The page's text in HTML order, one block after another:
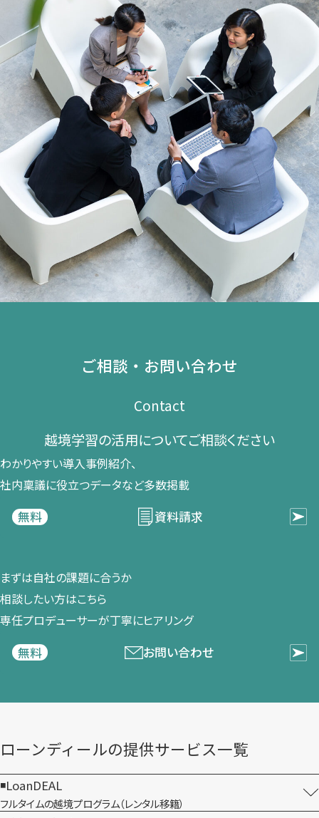
ご相談・お問い合わせ
Contact
越境学習の​活用に​ついて​ご相談ください​
わかりやすい導入事例紹介、​
社内稟議に​役立つデータなど​多数掲載
無料
資料請求
まずは​自社の​課題に​合うか​
相談したい方は​こちら
専任プロデューサーが​丁寧に​ヒアリング
無料
お問い合わせ
ローンディールの​提供サービス一覧
LoanDEAL
フルタイムの越境プログラム​（レンタル移籍）